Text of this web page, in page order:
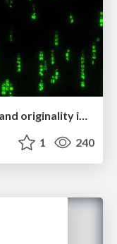
Game over? The fight for quality and originality in the time of robots
1 240